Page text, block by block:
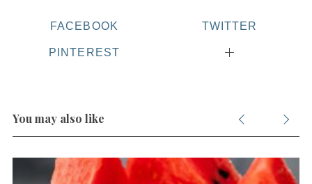
FACEBOOK TWITTER
PINTEREST
You may also like